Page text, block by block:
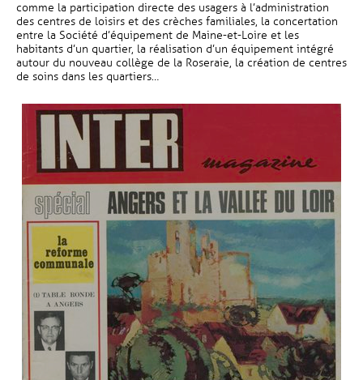
comme la participation directe des usagers à l’administration
des centres de loisirs et des crèches familiales, la concertation
entre la Société d’équipement de Maine-et-Loire et les
habitants d’un quartier, la réalisation d’un équipement intégré
autour du nouveau collège de la Roseraie, la création de centres
de soins dans les quartiers…